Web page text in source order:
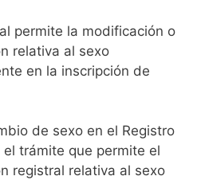
permite la modificación o
relativa al sexo
en la inscripción de
de sexo en el Registro
trámite que permite el
registral relativa al sexo